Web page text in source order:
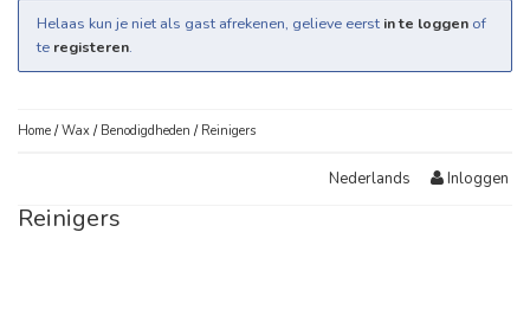
Helaas kun je niet als gast afrekenen, gelieve eerst in te loggen of
te registeren.
Home /Wax / Benodigdheden / Reinigers
Nederlands Inloggen
Reinigers